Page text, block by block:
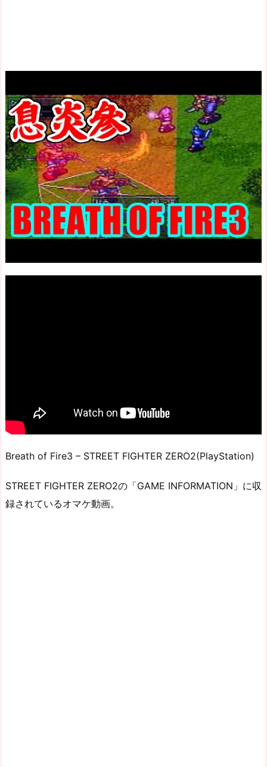
Breath of Fire3 – STREET FIGHTER ZERO2(PlayStation)
STREET FIGHTER ZERO2の「GAME INFORMATION」に収
録されているオマケ動画。